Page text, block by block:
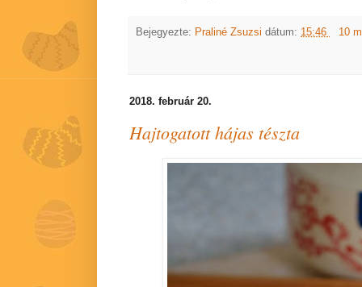
Bejegyezte: Praliné Zsuzsi dátum: 15:46 10
2018. február 20.
Hajtogatott hájas tészta